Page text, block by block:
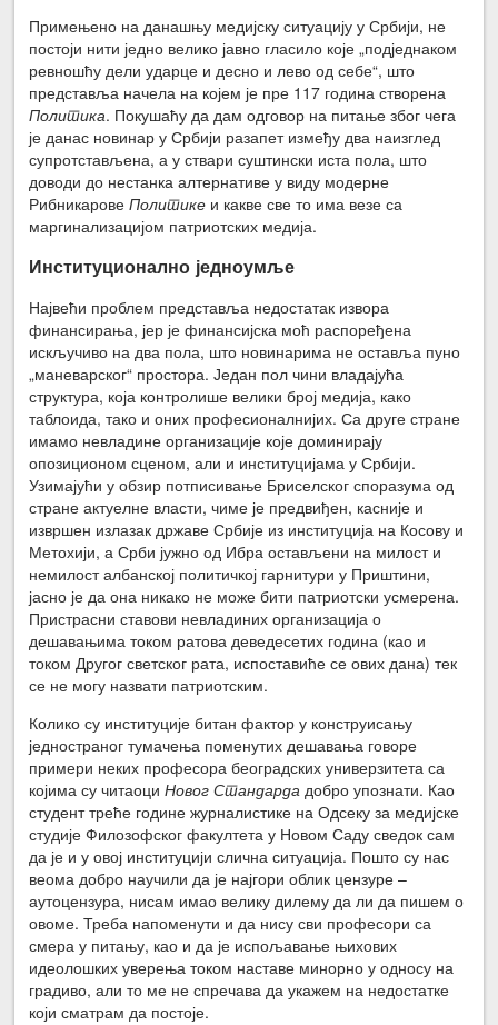
Примењено на данашњу медијску ситуацију у Србији, не
постоји нити једно велико јавно гласило које „подједнаком
ревношћу дели ударце и десно и лево од себе“, што
представља начела на којем је пре 117 година створена
Политика. Покушаћу да дам одговор на питање због чега
је данас новинар у Србији разапет између два наизглед
супротстављена, а у ствари суштински иста пола, што
доводи до нестанка алтернативе у виду модерне
РибникаровеПолитике и какве све то има везе са
маргинализацијом патриотских медија.
Институционално једноумље
Највећи проблем представља недостатак извора
финансирања, јер је финансијска моћ распоређена
искључиво на два пола, што новинарима не оставља пуно
„маневарског“ простора. Један пол чини владајућа
структура, која контролише велики број медија, како
таблоида, тако и оних професионалнијих. Са друге стране
имамо невладине организације које доминирају
опозиционом сценом, али и институцијама у Србији.
Узимајући у обзир потписивање Бриселског споразума од
стране актуелне власти, чиме је предвиђен, касније и
извршен излазак државе Србије из институција на Косову и
Метохији, а Срби јужно од Ибра остављени на милост и
немилост албанској политичкој гарнитури у Приштини,
јасно је да она никако не може бити патриотски усмерена.
Пристрасни ставови невладиних организација о
дешавањима током ратова деведесетих година (као и
током Другог светског рата, испоставиће се ових дана) тек
се не могу назвати патриотским.
Колико су институције битан фактор у конструисању
једностраног тумачења поменутих дешавања говоре
примери неких професора београдских универзитета са
којима су читаоциНовог Стандарда добро упознати. Као
студент треће године журналистике на Одсеку за медијске
студије Филозофског факултета у Новом Саду сведок сам
да је и у овој институцији слична ситуација. Пошто су нас
веома добро научили да је најгори облик цензуре –
аутоцензура, нисам имао велику дилему да ли да пишем о
овоме. Треба напоменути и да нису сви професори са
смера у питању, као и да је испољавање њихових
идеолошких уверења током наставе минорно у односу на
градиво, али то ме не спречава да укажем на недостатке
који сматрам да постоје.